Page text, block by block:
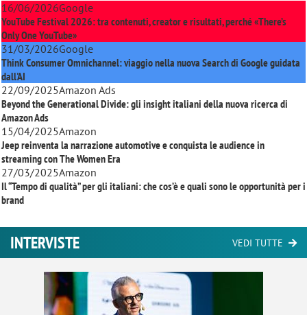
16/06/2026Google
YouTube Festival 2026: tra contenuti, creator e risultati, perché «There’s
Only One YouTube»
31/03/2026Google
Think Consumer Omnichannel: viaggio nella nuova Search di Google guidata
dall'AI
22/09/2025Amazon Ads
Beyond the Generational Divide: gli insight italiani della nuova ricerca di
Amazon Ads
15/04/2025Amazon
Jeep reinventa la narrazione automotive e conquista le audience in
streaming conThe Women Era
27/03/2025Amazon
Il “Tempo di qualità” per gli italiani: che cos’è e quali sono le opportunità per i
brand
INTERVISTE VEDI TUTTE